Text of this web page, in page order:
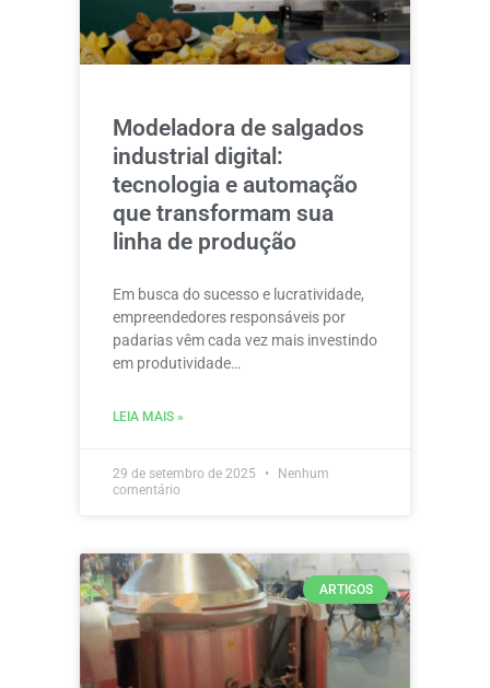
Modeladora de salgados
industrial digital:
tecnologia e automação
que transformam sua
linha de produção
Em busca do sucesso e lucratividade,
empreendedores responsáveis por
padarias vêm cada vez mais investindo
em produtividade…
LEIA MAIS »
29 de setembro de 2025
Nenhum
comentário
ARTIGOS